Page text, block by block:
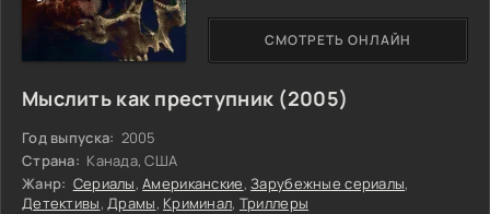
Мыслить как преступник (2005)
Год выпуска: 2005
Страна: Канада, США
Жанр: Сериалы,Американские,Зарубежные сериалы,
Детективы,Драмы, Криминал, Триллеры
СМОТРЕТЬ ОНЛАЙН